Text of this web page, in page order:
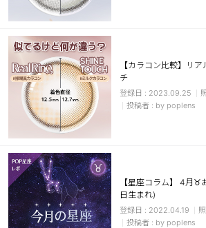
【カラコン比較】リ
チ
2023.09.25
by poplens
【星座コラム】 4月
日生まれ)
2022.04.19
by poplens